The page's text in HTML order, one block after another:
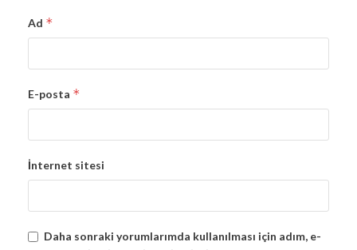
Ad *
E-posta *
İnternet sitesi
Daha sonraki yorumlarımda kullanılması için adım, e-